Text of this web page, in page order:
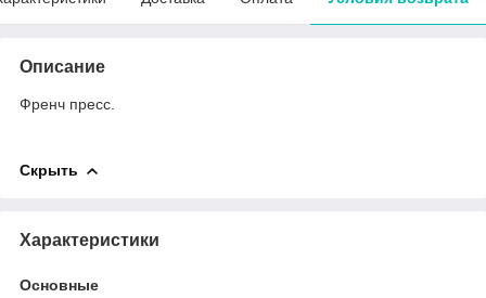
Описание
Френч пресс.
Скрыть
Характеристики
Основные